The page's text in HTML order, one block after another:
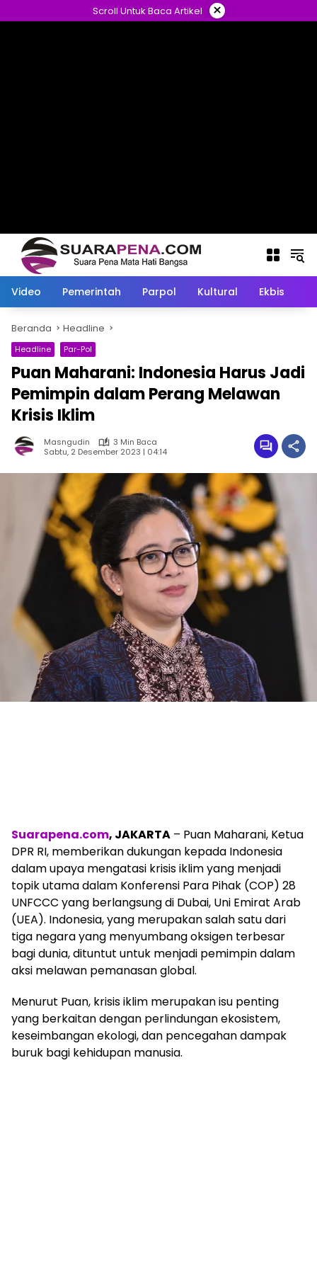
ke
Scroll Untuk Baca Artikel ×
Video Pemerintah Parpol Kultural Ekbis
Beranda Headline
Headline Par-Pol
Puan Maharani: Indonesia Harus Jadi
Pemimpin dalam Perang Melawan
Krisis Iklim
Masngudin
3 Min Baca
Sabtu, 2 Desember 2023 | 04:14
Suarapena.com, JAKARTA – Puan Maharani, Ketua
DPR RI, memberikan dukungan kepada Indonesia
dalam upaya mengatasi krisis iklim yang menjadi
topik utama dalam Konferensi Para Pihak (COP) 28
UNFCCC yang berlangsung di Dubai, Uni Emirat Arab
(UEA). Indonesia, yang merupakan salah satu dari
tiga negara yang menyumbang oksigen terbesar
bagi dunia, dituntut untuk menjadi pemimpin dalam
aksi melawan pemanasan global.
Menurut Puan, krisis iklim merupakan isu penting
yang berkaitan dengan perlindungan ekosistem,
keseimbangan ekologi, dan pencegahan dampak
buruk bagi kehidupan manusia.